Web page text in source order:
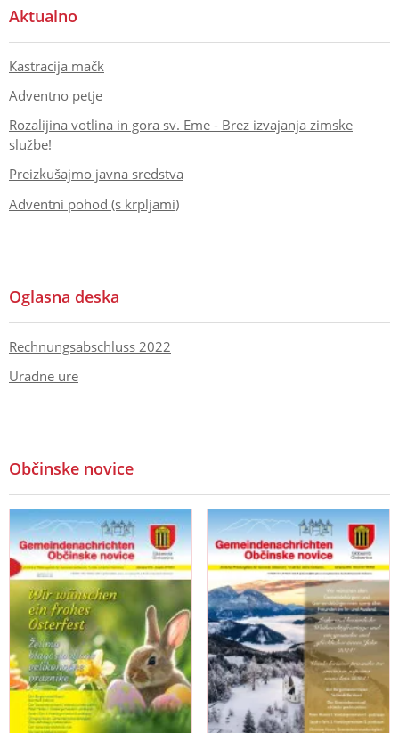
Aktualno
Kastracija mačk
Adventno petje
Rozalijina votlina in gora sv. Eme - Brez izvajanja zimske
službe!
Preizkušajmo javna sredstva
Adventni pohod (s krpljami)
Oglasna deska
Rechnungsabschluss 2022
Uradne ure
Občinske novice